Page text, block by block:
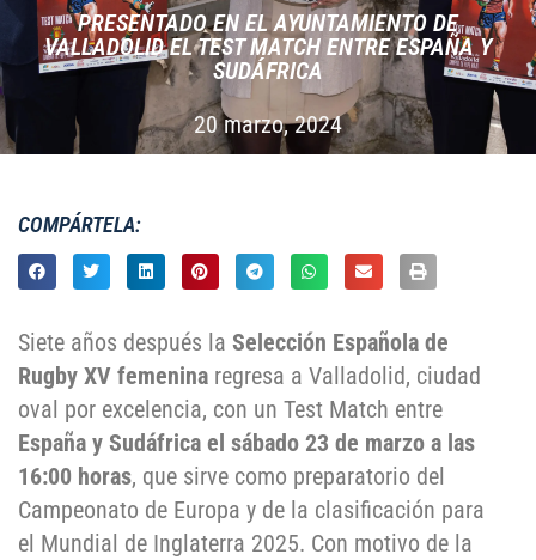
PRESENTADO EN EL AYUNTAMIENTO DE
VALLADOLID EL TEST MATCH ENTRE ESPAÑA Y
SUDÁFRICA
20 marzo, 2024
COMPÁRTELA:
Siete años después la Selección Española de
Rugby XV femenina regresa a Valladolid, ciudad
oval por excelencia, con un Test Match entre
España y Sudáfrica el sábado 23 de marzo a las
16:00 horas, que sirve como preparatorio del
Campeonato de Europa y de la clasificación para
el Mundial de Inglaterra 2025. Con motivo de la